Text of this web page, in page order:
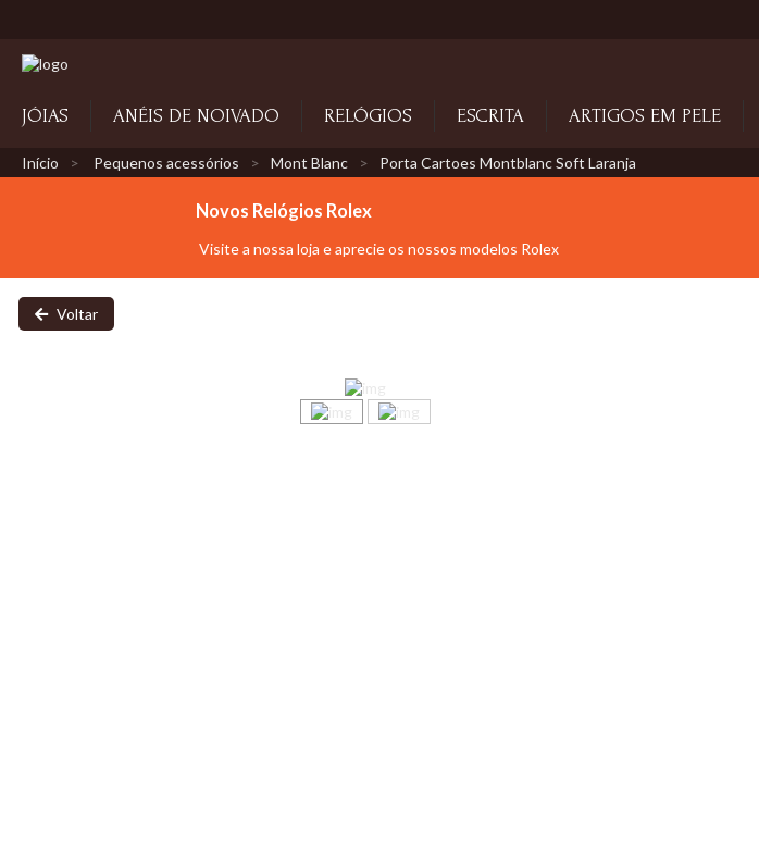
JÓIAS ANÉIS DE NOIVADO RELÓGIOS ESCRITA ARTIGOS EM PELE
Início Pequenos acessórios Mont Blanc Porta Cartoes Montblanc Soft Laranja
Novos Relógios Rolex
Visite a nossa loja e aprecie os nossos modelos Rolex
Voltar